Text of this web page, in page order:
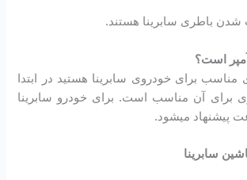
شدن باطری سابرینا هستند.
آمپر است؟
مناسب برای خودروی سابرینا هستید در ابتدا
برای آن مناسب است. برای خودرو سابرینا
سابرینا